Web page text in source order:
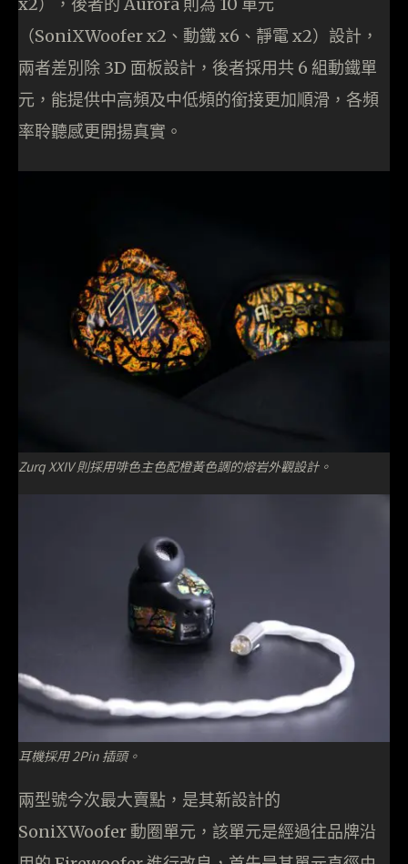
（SoniXWoofer x2、動鐵 x6、靜電 x2）設計，
兩者差別除 3D 面板設計，後者採用共 6 組動鐵單
元，能提供中高頻及中低頻的銜接更加順滑，各頻
率聆聽感更開揚真實。
Zurq XXIV 則採用啡色主色配橙黃色調的熔岩外觀設計。
耳機採用 2Pin 插頭。
兩型號今次最大賣點，是其新設計的
SoniXWoofer 動圈單元，該單元是經過往品牌沿